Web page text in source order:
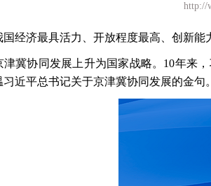
http://
国经济最具活力、开放程度最高、创新能
津冀协同发展上升为国家战略。10年来
近平总书记关于京津冀协同发展的金句